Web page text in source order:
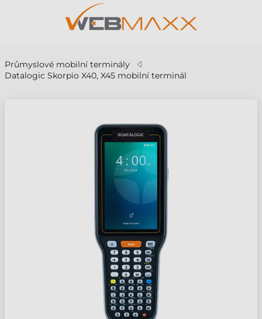
Průmyslové mobilní terminály
Datalogic Skorpio X40, X45 mobilní terminál